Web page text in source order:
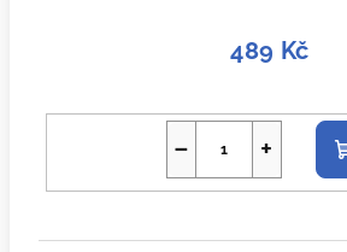
489 Kč
+
−